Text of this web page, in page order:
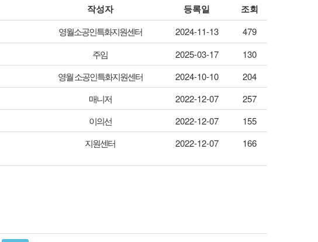
작성자 등록일
조회
영월소공인특화지원센터 2024-11-13
479
주임 2025-03-17
130
영월 소공인특화지원센터 2024-10-10
204
매니저 2022-12-07
257
이의선 2022-12-07
155
지원센터 2022-12-07 166